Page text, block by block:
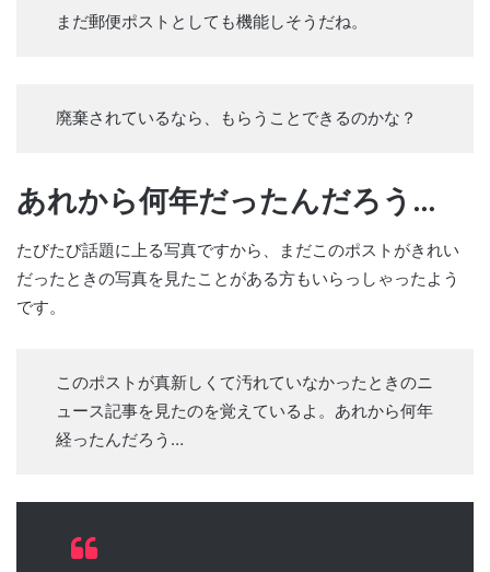
まだ郵便ポストとしても機能しそうだね。
廃棄されているなら、もらうことできるのかな？
あれから何年だったんだろう…
たびたび話題に上る写真ですから、まだこのポストがきれい
だったときの写真を見たことがある方もいらっしゃったよう
です。
このポストが真新しくて汚れていなかったときのニ
ュース記事を見たのを覚えているよ。あれから何年
経ったんだろう…